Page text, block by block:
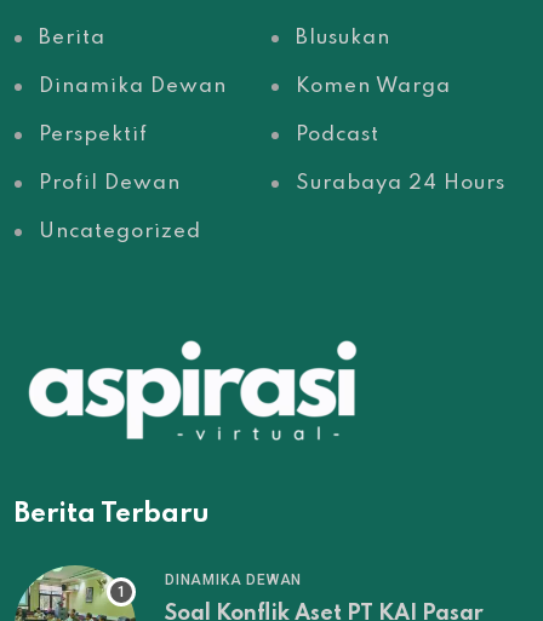
Berita Blusukan
Dinamika Dewan Komen Warga
Perspektif Podcast
Profil Dewan Surabaya 24 Hours
Uncategorized
Berita Terbaru
DINAMIKA DEWAN
Soal Konflik Aset PT KAI Pasar